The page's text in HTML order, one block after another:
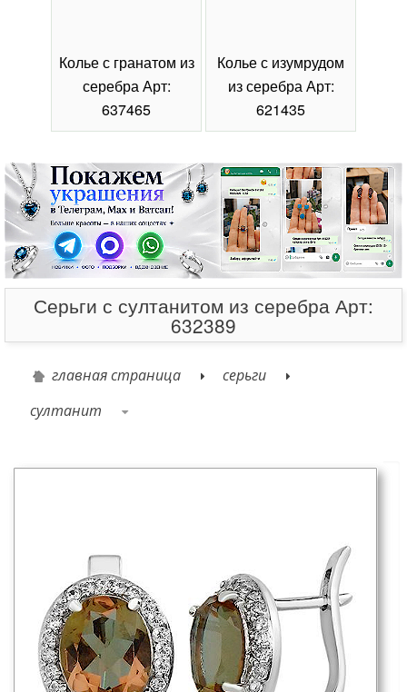
Колье с гранатом из
серебра Арт:
637465
Колье с изумрудом
из серебра Арт:
621435
Серьги с султанитом из серебра Арт:
632389
главная страница
серьги
султанит